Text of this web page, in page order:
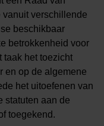
vanuit verschillende
beschikbaar
betrokkenheid voor
taak het toezicht
en op de algemene
het uitoefenen van
statuten aan de
toegekend.